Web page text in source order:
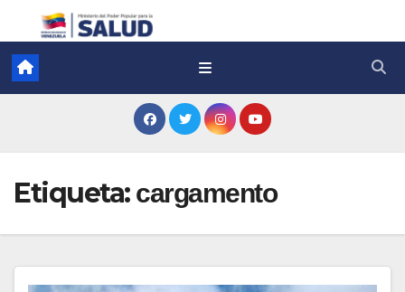
Etiqueta: cargamento